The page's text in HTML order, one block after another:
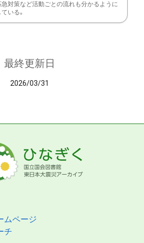
急対策など活動ごとの流れも分かるように
ている。
最終更新日
2026/03/31
ムページ
チ